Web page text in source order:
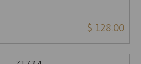
$ 128.00